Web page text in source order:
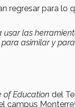
regresar para lo
las
asimilar y para
of Education del
campus